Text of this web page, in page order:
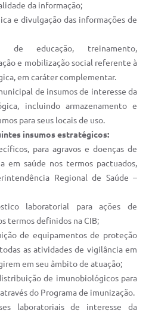
da informação;
e divulgação das informações de
de educação, treinamento,
e mobilização social referente à
em caráter complementar.
de insumos de interesse da
incluindo armazenamento e
para seus locais de uso.
insumos estratégicos:
para agravos e doenças de
em saúde nos termos pactuados,
Regional de Saúde –
laboratorial para ações de
termos definidos na CIB;
de equipamentos de proteção
as atividades de vigilância em
em seu âmbito de atuação;
de imunobiológicos para
do Programa de imunização.
laboratoriais de interesse da